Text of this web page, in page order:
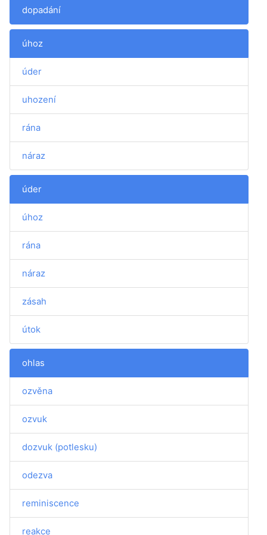
dopadání
úhoz
úder
uhození
rána
náraz
úder
úhoz
rána
náraz
zásah
útok
ohlas
ozvěna
ozvuk
dozvuk (potlesku)
odezva
reminiscence
reakce